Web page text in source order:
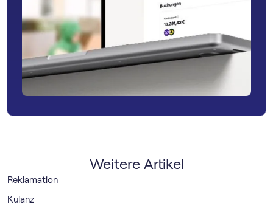
Weitere Artikel
Reklamation
Kulanz